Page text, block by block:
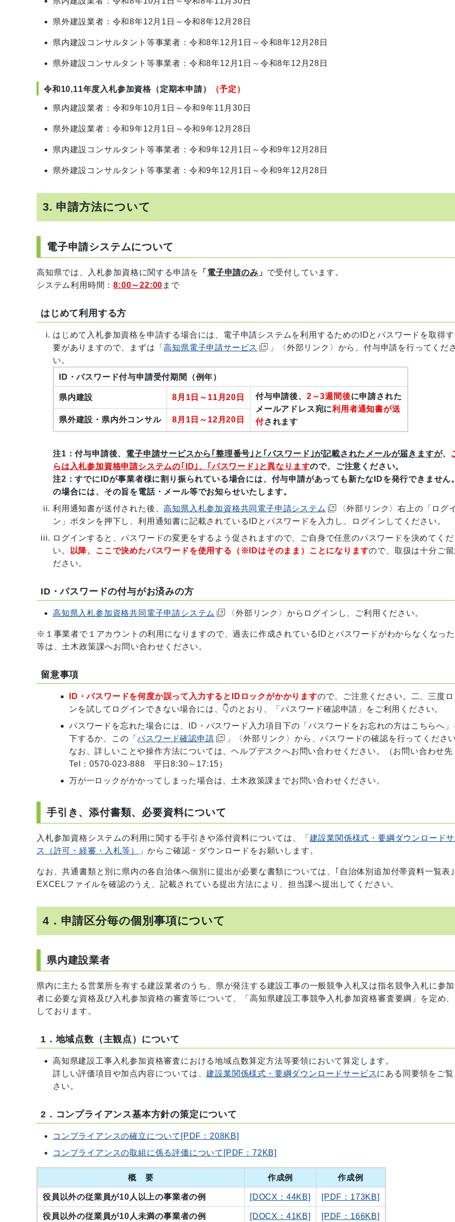
県外建設業者：令和8年12月1日～令和8年12月28日
県内建設コンサルタント等事業者：令和8年12月1日～令和8年12月28日
県外建設コンサルタント等事業者：令和8年12月1日～令和8年12月28日
令和10,11年度入札参加資格（定期本申請） （予定）
県内建設業者：令和9年10月1日～令和9年11月30日
県外建設業者：令和9年12月1日～令和9年12月28日
県内建設コンサルタント等事業者：令和9年12月1日～令和9年12月28日
県外建設コンサルタント等事業者：令和9年12月1日～令和9年12月28日
3. 申請方法について
電子申請システムについて
高知県では、入札参加資格に関する申請を 「 電子申請のみ 」 で受付しています。
システム利用時間：8:00～22:00 まで
はじめて利用する方
はじめて入札参加資格を申請する場合には、電子申請システムを利用するためのIDとパスワードを取得
要がありますので、まずは「高知県電子申請サービス
」〈外部リンク〉から、付与申請を行ってくださ
い。
ID・パスワード付与申請受付期間（例年）
県内建設 8月1日～11月20日 付与申請後、 2～3週間後に申請された
メールアドレス宛に利用者通知書が送
付されます
県外建設・県内外コンサル 8月1日～12月20日
注1：付与申請後、 電子申請サービスから｢整理番号｣と｢パスワード｣が記載されたメールが届きますが、
らは入札参加資格申請システムの｢ID｣、｢パスワード｣と異なりますので、ご注意ください。
注2：すでにIDが事業者様に割り振られている場合には、付与申請があっても新たなIDを発行できません
の場合には、その旨を電話・メール等でお知らせいたします。
利用通知書が送付された後、高知県入札参加資格共同電子申請システム
〈外部リンク〉右上の「ログイ
ン」ボタンを押下し、利用通知書に記載されているIDとパスワードを入力し、ログインしてください。
ログインすると、パスワードの変更をするよう促されますので、ご自身で任意のパスワードを決めてくだ
い。
以降、ここで決めたパスワードを使用する（※IDはそのまま）ことになりますので、取扱は十分ご留
ださい。
ID・パスワードの付与がお済みの方
高知県入札参加資格共同電子申請システム 〈外部リンク〉からログインし、ご利用ください。
※１事業者で１アカウントの利用になりますので、過去に作成されているIDとパスワードがわからなくなっ
等は、土木政策課へお問い合わせください。
留意事項
ID・パスワードを何度か誤って入力するとIDロックがかかりますので、ご注意ください。二、三度ロ
ンを試してログインできない場合には、👇のとおり、「パスワード確認申請」をご利用ください。
パスワードを忘れた場合には、ID・パスワード入力項目下の「パスワードをお忘れの方はこちらへ」
下するか、この「パスワード確認申請
」〈外部リンク〉から、パスワードの確認を行ってください
なお、詳しいことや操作方法については、ヘルプデスクへお問い合わせください。（お問い合わせ先
Tel：0570-023-888 平日8:30～17:15）
万が一ロックがかかってしまった場合は、土木政策課までお問い合わせください。
手引き、添付書類、必要資料について
入札参加資格システムの利用に関する手引きや添付資料については、「 建設業関係様式・要綱ダウンロード
ス（許可・経審・入札等）
」からご確認・ダウンロードをお願いします。
なお、共通書類と別に県内の各自治体へ個別に提出が必要な書類については、｢自治体別追加付帯資料一覧表
EXCELファイルを確認のうえ、記載されている提出方法により、担当課へ提出してください。
4．申請区分毎の個別事項について
県内建設業者
県内に主たる営業所を有する建設業者のうち、県が発注する建設工事の一般競争入札又は指名競争入札に参加
者に必要な資格及び入札参加資格の審査等について、「高知県建設工事競争入札参加資格審査要綱」を定め、
しております。
1．地域点数（主観点）について
高知県建設工事入札参加資格審査における地域点数算定方法等要領において算定します。
詳しい評価項目や加点内容については、建設業関係様式・要綱ダウンロードサービスにある同要領をご覧
さい。
2．コンプライアンス基本方針の策定について
コンプライアンスの確立について[PDF：208KB]
コンプライアンスの取組に係る評価について[PDF：72KB]
概 要 作成例 作成例
役員以外の従業員が10人以上の事業者の例 [DOCX：44KB] [PDF：173KB]
役員以外の従業員が10人未満の事業者の例 [DOCX：41KB] [PDF：166KB]